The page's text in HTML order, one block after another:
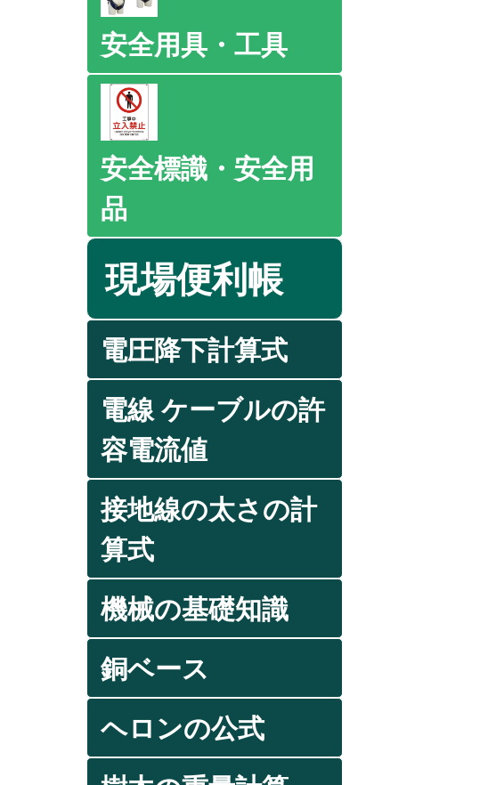
安全用具・工具
安全標識・安全用
品
現場便利帳
電圧降下計算式
電線 ケーブルの許
容電流値
接地線の太さの計
算式
機械の基礎知識
銅ベース
ヘロンの公式